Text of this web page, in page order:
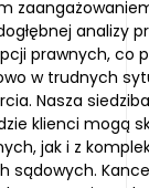
analizy
prawnych, co
w trudnych
Nasza
klienci mogą
jak i z
sądowych.